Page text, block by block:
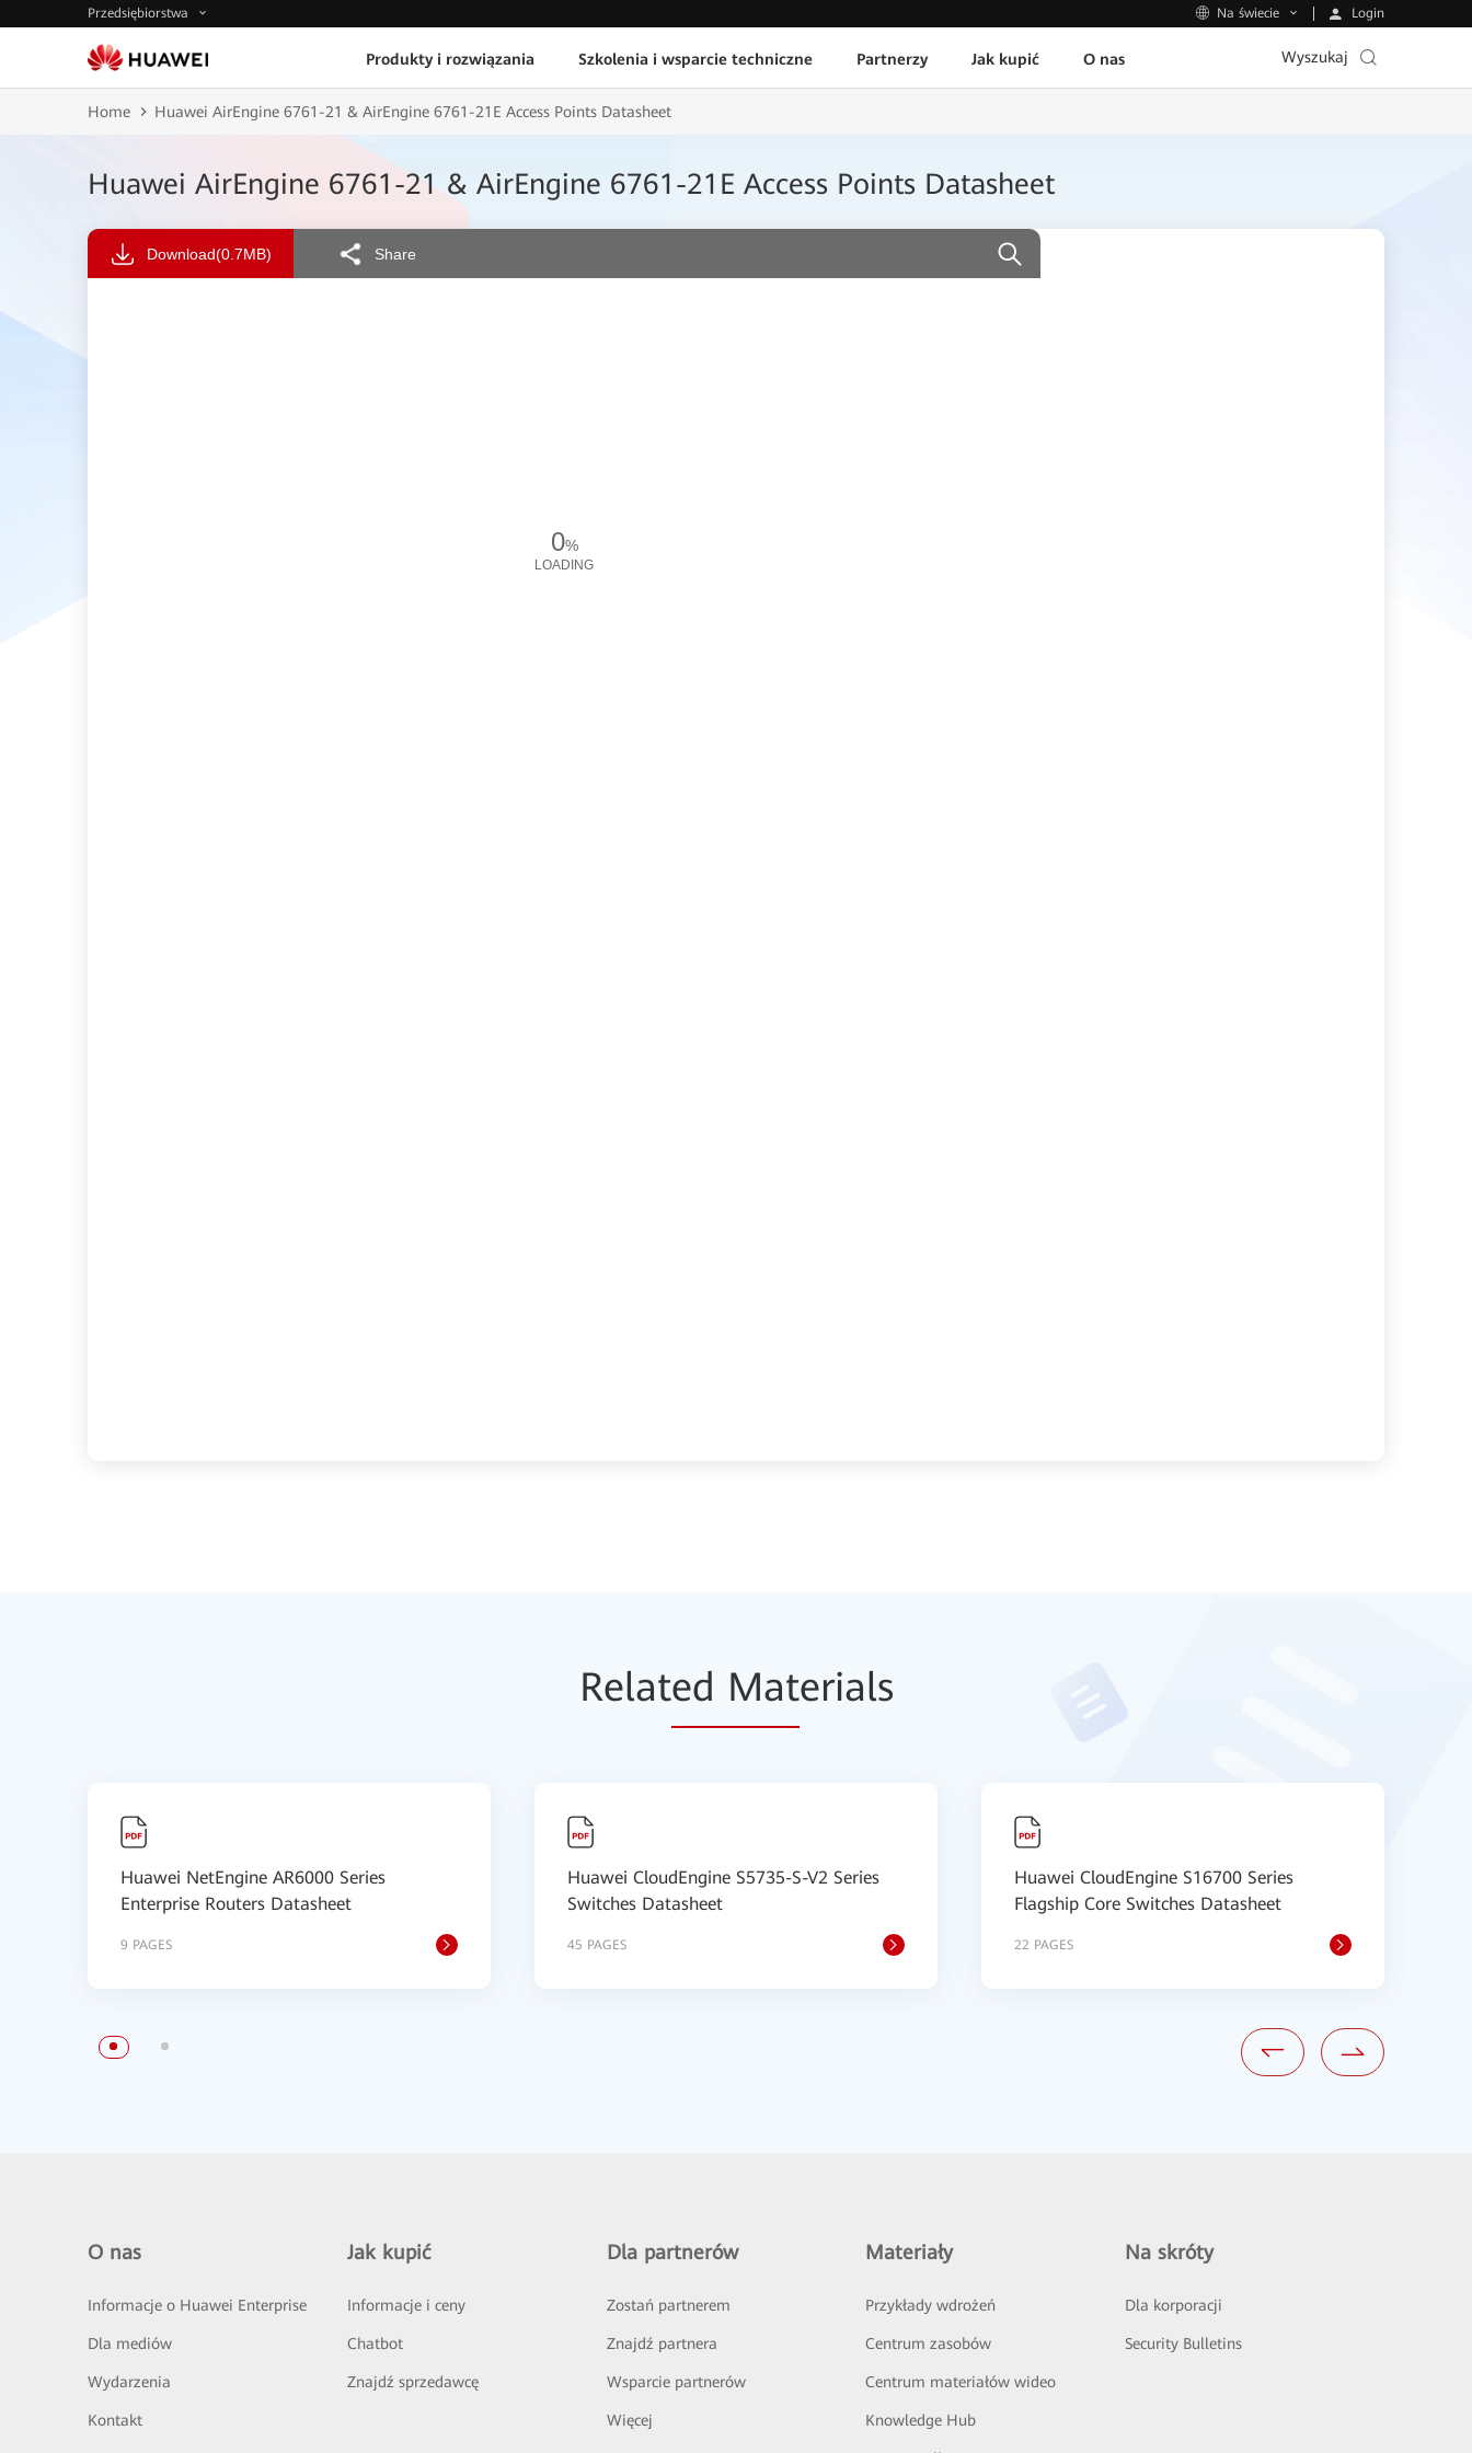
Przedsiębiorstwa Na świecie Login
Produkty i rozwiązania Szkolenia i wsparcie techniczne Partnerzy Jak kupić O nas Wyszukaj
Home Huawei AirEngine 6761-21 & AirEngine 6761-21E Access Points Datasheet
Huawei AirEngine 6761-21 & AirEngine 6761-21E Access Points Datasheet
Download(0.7MB) Share
0%
LOADING
Related Materials
Huawei NetEngine AR6000 Series
Enterprise Routers Datasheet
9 PAGES
Huawei CloudEngine S5735-S-V2 Series
Switches Datasheet
45 PAGES
Huawei CloudEngine S16700 Series
Flagship Core Switches Datasheet
22 PAGES
O nas
Informacje o Huawei Enterprise
Dla mediów
Wydarzenia
Kontakt
Jak kupić
Informacje i ceny
Chatbot
Znajdź sprzedawcę
Dla partnerów
Zostań partnerem
Znajdź partnera
Wsparcie partnerów
Więcej
Materiały
Przykłady wdrożeń
Centrum zasobów
Centrum materiałów wideo
Knowledge Hub
Na skróty
Dla korporacji
Security Bulletins